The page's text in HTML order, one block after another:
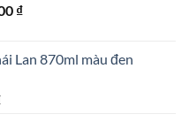
₫.
₫Giá
là:
Lan 870ml màu đen
Giá